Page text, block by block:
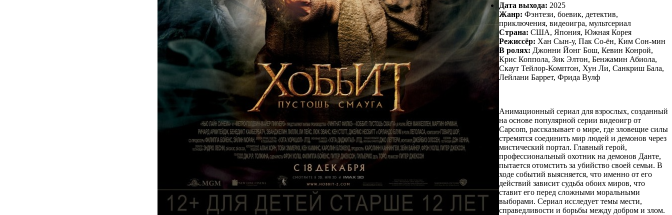
Дата выхода: 2025
Жанр: Фэнтези, боевик, детектив,
приключения, видеоигра, мультсериал
Страна: США, Япония, Южная Корея
Режиссёр: Хан Сын-у, Пак Со-ён, Ким Сон-мин
В ролях: Джонни Йонг Бош, Кевин Конрой,
Крис Коппола, Зик Элтон, Бенжамин Абиола,
Скаут Тейлор-Комптон, Хун Ли, Санкриш Бала,
Лейлани Баррет, Фрида Вулф
Анимационный сериал для взрослых, созданный
на основе популярной серии видеоигр от
Capcom, рассказывает о мире, где зловещие силы
стремятся соединить мир людей и демонов через
мистический портал. Главный герой,
профессиональный охотник на демонов Данте,
пытается отомстить за убийство своей семьи. В
ходе событий выясняется, что именно от его
действий зависит судьба обоих миров, что
ставит его перед сложными моральными
выборами. Сериал исследует темы мести,
справедливости и борьбы между добром и злом.